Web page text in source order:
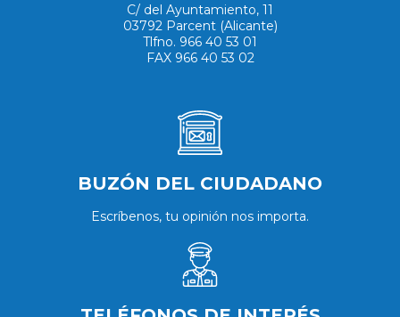
C/ del Ayuntamiento, 11
03792 Parcent (Alicante)
Tlfno. 966 40 53 01
FAX 966 40 53 02
BUZÓN DEL CIUDADANO
Escríbenos, tu opinión nos importa.